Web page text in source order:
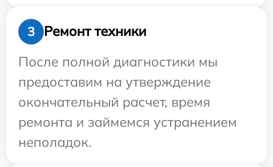
3
Ремонт техники
После полной диагностики мы
предоставим на утверждение
окончательный расчет, время
ремонта и займемся устранением
неполадок.